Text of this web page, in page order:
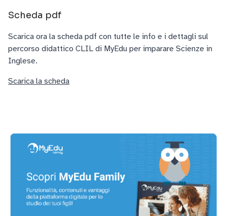
Scheda pdf
Scarica ora la scheda pdf con tutte le info e i dettagli sul
percorso didattico CLIL di MyEdu per imparare Scienze in
Inglese.
Scarica la scheda